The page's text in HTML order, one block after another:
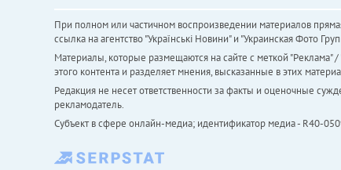
При полном или частичном воспроизведении материалов
ссылка на агентство "Українськi Новини" и "Украинская Фото
Материалы, которые размещаются на сайте с меткой "Реклама"
этого контента и разделяет мнения, высказанные в этих
Редакция не несет ответственности за факты и оценочные
рекламодатель.
Субъект в сфере онлайн-медиа; идентификатор медиа - R40-